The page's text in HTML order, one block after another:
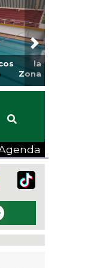
Xalapa
Next